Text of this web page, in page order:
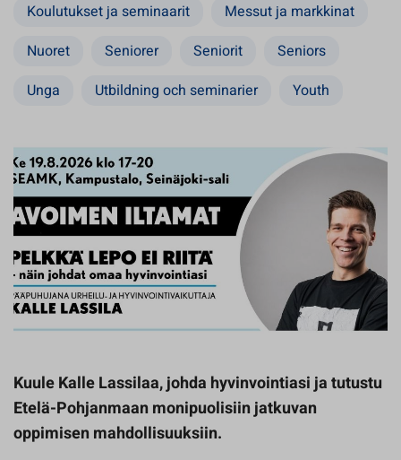
Koulutukset ja seminaarit
Messut ja markkinat
Nuoret
Seniorer Seniorit
Seniors
Unga
Utbildning och seminarier Youth
Kuule Kalle Lassilaa, johda hyvinvointiasi ja tutustu
Etelä-Pohjanmaan monipuolisiin jatkuvan
oppimisen mahdollisuuksiin.